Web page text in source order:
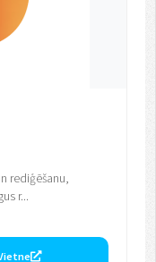
rediģēšanu,
r...